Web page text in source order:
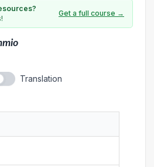
Get a full course →
Translation